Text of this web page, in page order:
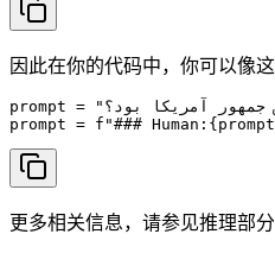
因此在你的代码中，你可以像
prompt = "در سال ۱۹۹۶ چه کسی رییس جمهور آمریکا بود؟"
prompt = f"###
更多相关信息，请参见推理部分